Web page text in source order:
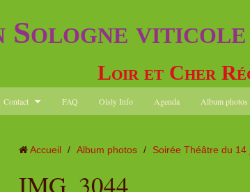
Sologne viticole
Loir et Cher
Contact FAQ Oisly Info Agenda Album photos
Accueil / Album photos / Soirée Théâtre du 14
IMG_3044